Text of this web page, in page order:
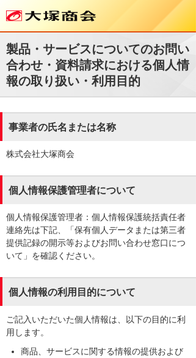
製品・サービスについてのお問い
合わせ・資料請求における個人情
報の取り扱い・利用目的
事業者の氏名または名称
株式会社大塚商会
個人情報保護管理者について
個人情報保護管理者：個人情報保護統括責任者
連絡先は下記、「保有個人データまたは第三者
提供記録の開示等およびお問い合わせ窓口につ
いて」を確認ください。
個人情報の利用目的について
ご記入いただいた個人情報は、以下の目的に利
用します。
商品、サービスに関する情報の提供および